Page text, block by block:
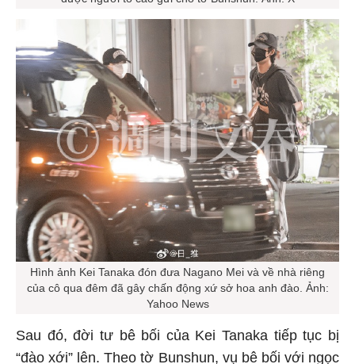
Hình ảnh Kei Tanaka đón đưa Nagano Mei và về nhà riêng
của cô qua đêm đã gây chấn động xứ sở hoa anh đào. Ảnh:
Yahoo News
Sau đó, đời tư bê bối của Kei Tanaka tiếp tục bị
“đào xới” lên. Theo tờ Bunshun, vụ bê bối với ngọc